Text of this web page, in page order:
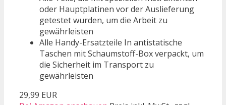
oder Hauptplatinen vor der Auslieferung
getestet wurden, um die Arbeit zu
gewährleisten
Alle Handy-Ersatzteile In antistatische
Taschen mit Schaumstoff-Box verpackt, um
die Sicherheit im Transport zu
gewährleisten
29,99 EUR